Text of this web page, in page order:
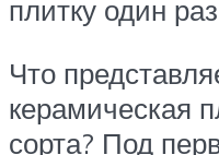
плитку один
Что
керамическая
сорта? Под